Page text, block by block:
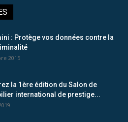
: Protège vos données contre la
2015
la 1ère édition du Salon de
international de prestige...